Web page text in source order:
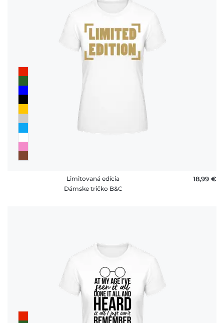
Limitovaná edícia
Dámske tričko B&C
18,99 €